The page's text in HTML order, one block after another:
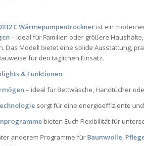
C Wärmepumpentrockner ist ein
– ideal für Familien oder größere
Das Modell bietet eine solide Ausstattung,
für den täglichen Einsatz.
& Funktionen
– ideal für Bettwäsche, Handtücher
sorgt für eine energieeffiziente
bieten Euch Flexibilität für
anderem Programme für Baumwolle,